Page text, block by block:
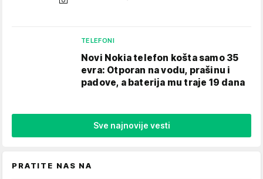
TELEFONI
Novi Nokia telefon košta samo 35
evra: Otporan na vodu, prašinu i
padove, a baterija mu traje 19 dana
Sve najnovije vesti
PRATITE NAS NA